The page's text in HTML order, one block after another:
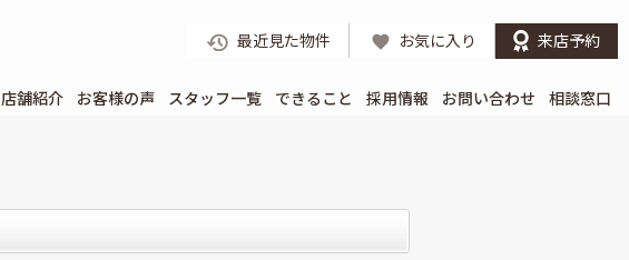
最近見た物件 お気に入り 来店予約
店舗紹介 お客様の声 スタッフ一覧 できること 採用情報 お問い合わせ 相談窓口